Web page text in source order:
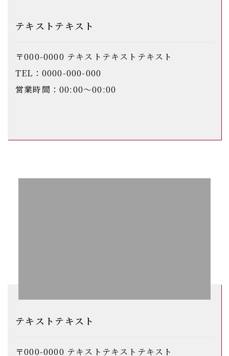
テキストテキスト
〒000-0000 テキストテキストテキスト
TEL：0000-000-000
営業時間：00:00〜00:00
テキストテキスト
〒000-0000 テキストテキストテキスト